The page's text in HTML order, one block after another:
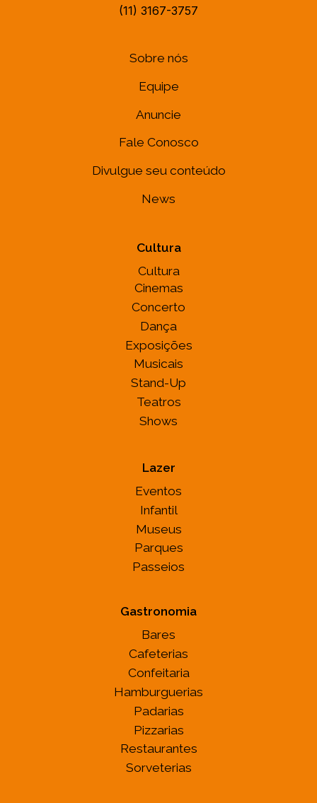
(11) 3167-3757
Sobre nós
Equipe
Anuncie
Fale Conosco
Divulgue seu conteúdo
News
Cultura
Cultura
Cinemas
Concerto
Dança
Exposições
Musicais
Stand-Up
Teatros
Shows
Lazer
Eventos
Infantil
Museus
Parques
Passeios
Gastronomia
Bares
Cafeterias
Confeitaria
Hamburguerias
Padarias
Pizzarias
Restaurantes
Sorveterias